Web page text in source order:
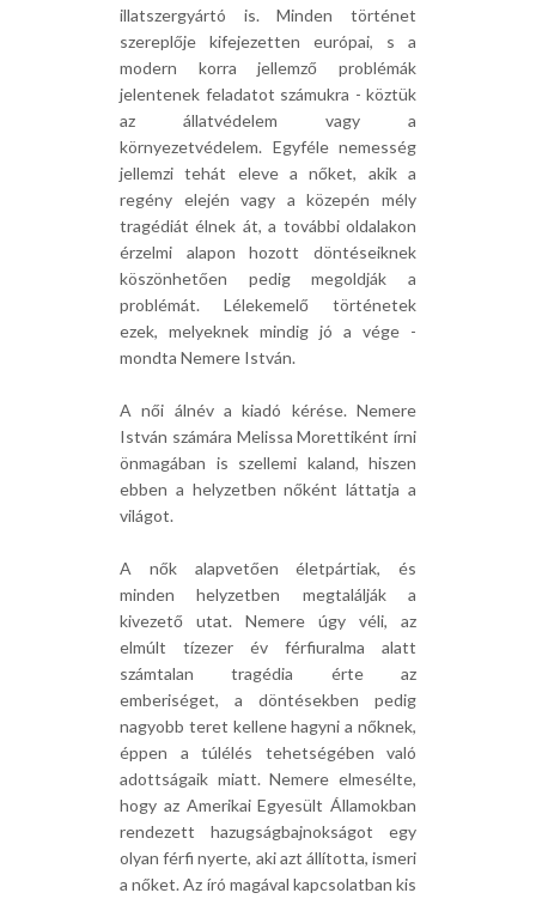
illatszergyártó is. Minden történet
szereplője kifejezetten európai, s a
modern korra jellemző problémák
jelentenek feladatot számukra - köztük
az állatvédelem vagy a
környezetvédelem. Egyféle nemesség
jellemzi tehát eleve a nőket, akik a
regény elején vagy a közepén mély
tragédiát élnek át, a további oldalakon
érzelmi alapon hozott döntéseiknek
köszönhetően pedig megoldják a
problémát. Lélekemelő történetek
ezek, melyeknek mindig jó a vége -
mondta Nemere István.
A női álnév a kiadó kérése. Nemere
István számára Melissa Morettiként írni
önmagában is szellemi kaland, hiszen
ebben a helyzetben nőként láttatja a
világot.
A nők alapvetően életpártiak, és
minden helyzetben megtalálják a
kivezető utat. Nemere úgy véli, az
elmúlt tízezer év férfiuralma alatt
számtalan tragédia érte az
emberiséget, a döntésekben pedig
nagyobb teret kellene hagyni a nőknek,
éppen a túlélés tehetségében való
adottságaik miatt. Nemere elmesélte,
hogy az Amerikai Egyesült Államokban
rendezett hazugságbajnokságot egy
olyan férfi nyerte, aki azt állította, ismeri
a nőket. Az író magával kapcsolatban kis